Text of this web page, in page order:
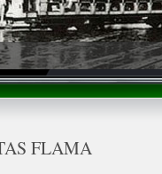
FLAMA